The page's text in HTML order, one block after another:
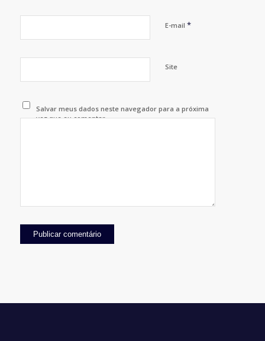
E-mail *
Site
Salvar meus dados neste navegador para a próxima
vez que eu comentar.